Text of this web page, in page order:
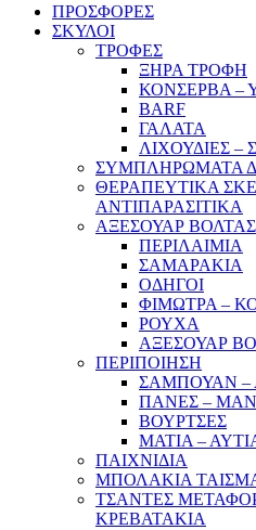
ΠΡΟΣΦΟΡΕΣ
ΣΚΥΛΟΙ
ΤΡΟΦΕΣ
ΞΗΡΑ ΤΡΟΦΗ
ΚΟΝΣΕΡΒΑ –
BARF
ΓΑΛΑΤΑ
ΛΙΧΟΥΔΙΕΣ
ΣΥΜΠΛΗΡΩΜΑΤΑ
ΘΕΡΑΠΕΥΤΙΚΑ
ΑΝΤΙΠΑΡΑΣΙΤΙΚΑ
ΑΞΕΣΟΥΑΡ ΒΟΛΤΑΣ
ΠΕΡΙΛΑΙΜΙΑ
ΣΑΜΑΡΑΚΙΑ
ΟΔΗΓΟΙ
ΦΙΜΩΤΡΑ –
ΡΟΥΧΑ
ΑΞΕΣΟΥΑΡ
ΠΕΡΙΠΟΙΗΣΗ
ΣΑΜΠΟΥΑΝ –
ΠΑΝΕΣ –
ΒΟΥΡΤΣΕΣ
ΜΑΤΙΑ –
ΠΑΙΧΝΙΔΙΑ
ΜΠΟΛΑΚΙΑ
ΤΣΑΝΤΕΣ
ΚΡΕΒΑΤΑΚΙΑ